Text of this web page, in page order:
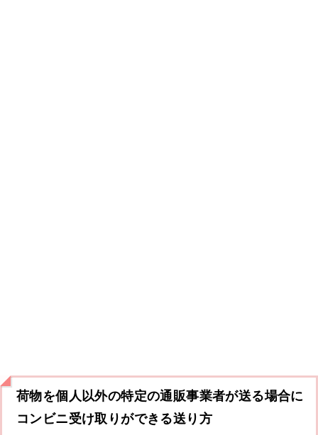
荷物を個人以外の特定の通販事業者が送る場合に
コンビニ受け取りができる送り方